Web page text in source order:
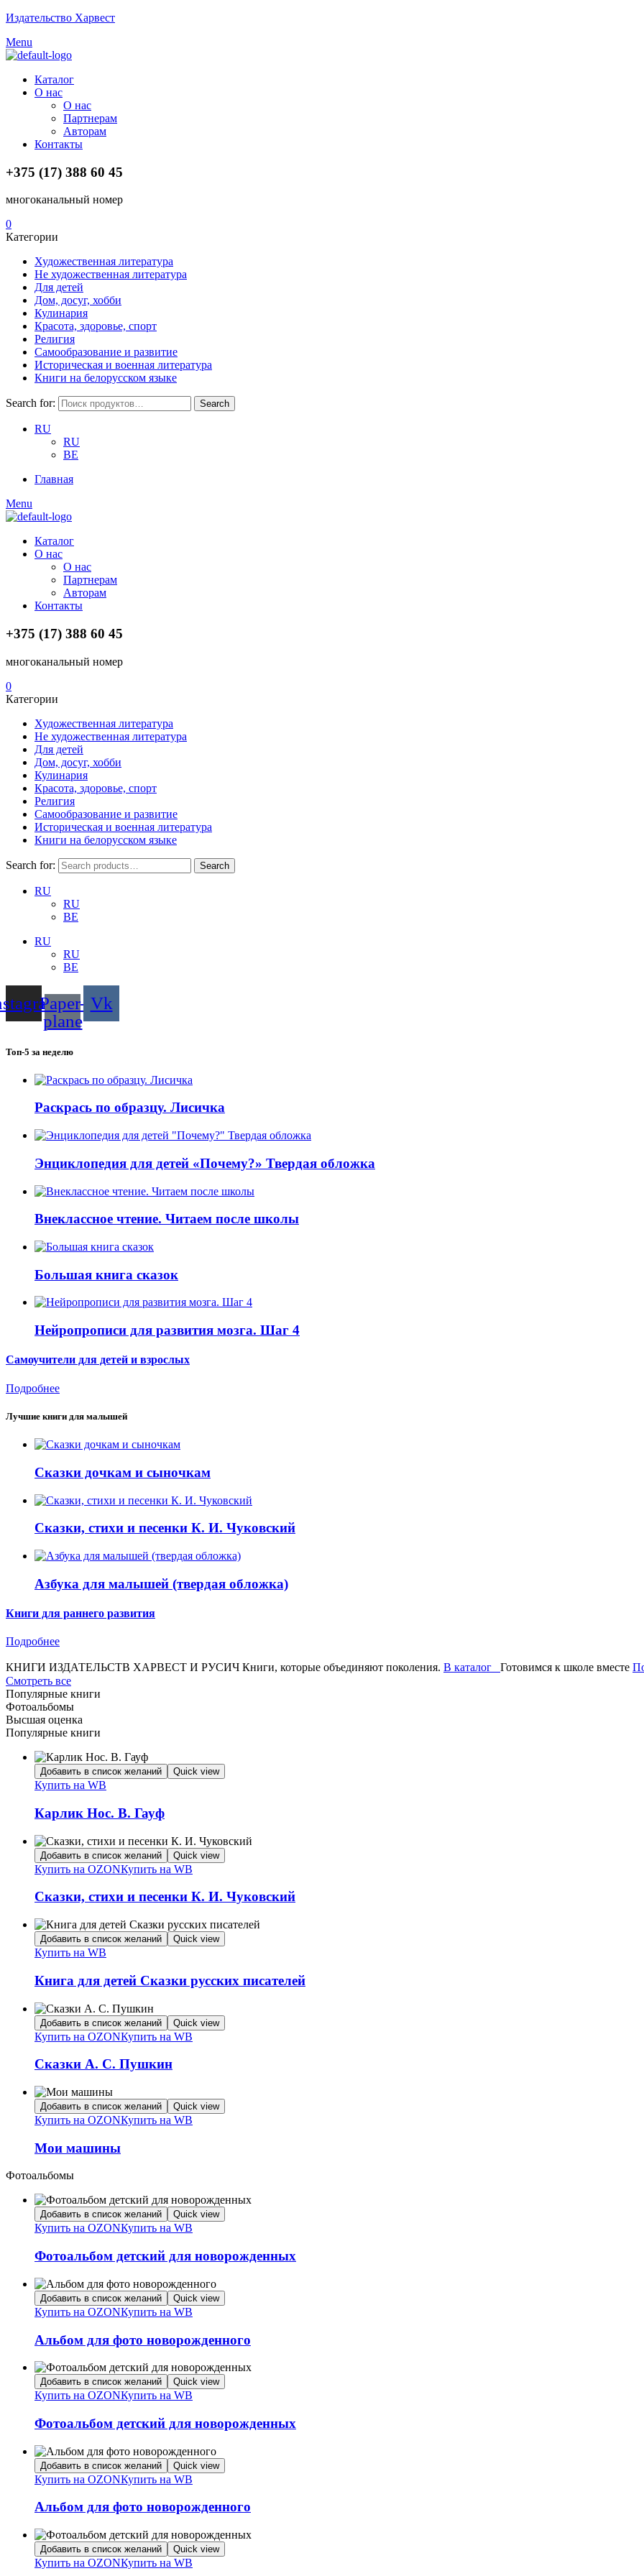
Издательство Харвест
Menu
Каталог
О нас
О нас
Партнерам
Авторам
Контакты
+375 (17) 388 60 45
многоканальный номер
0
Категории
Художественная литература
Не художественная литература
Для детей
Дом, досуг, хобби
Кулинария
Красота, здоровье, спорт
Религия
Самообразование и развитие
Историческая и военная литература
Книги на белорусском языке
Search for: Search
RU
RU
BE
Главная
Menu
Каталог
О нас
О нас
Партнерам
Авторам
Контакты
+375 (17) 388 60 45
многоканальный номер
0
Категории
Художественная литература
Не художественная литература
Для детей
Дом, досуг, хобби
Кулинария
Красота, здоровье, спорт
Религия
Самообразование и развитие
Историческая и военная литература
Книги на белорусском языке
Search for: Search
RU
RU
BE
RU
RU
BE
Paper-
plane
Vk
Топ-5 за неделю
Раскрась по образцу. Лисичка
Энциклопедия для детей «Почему?» Твердая обложка
Внеклассное чтение. Читаем после школы
Большая книга сказок
Нейропрописи для развития мозга. Шаг 4
Самоучители для детей и взрослых
Подробнее
Лучшие книги для малышей
Сказки дочкам и сыночкам
Сказки, стихи и песенки К. И. Чуковский
Азбука для малышей (твердая обложка)
Книги для раннего развития
Подробнее
КНИГИ ИЗДАТЕЛЬСТВ ХАРВЕСТ И РУСИЧ Книги, которые объединяют поколения. В каталог Готовимся к школе вместе
Смотреть все
Популярные книги
Фотоальбомы
Высшая оценка
Популярные книги
Добавить в список желаний Quick view
Купить на WB
Карлик Нос. В. Гауф
Добавить в список желаний Quick view
Купить на OZONКупить на WB
Сказки, стихи и песенки К. И. Чуковский
Добавить в список желаний Quick view
Купить на WB
Книга для детей Сказки русских писателей
Добавить в список желаний Quick view
Купить на OZONКупить на WB
Сказки А. С. Пушкин
Добавить в список желаний Quick view
Купить на OZONКупить на WB
Мои машины
Фотоальбомы
Добавить в список желаний Quick view
Купить на OZONКупить на WB
Фотоальбом детский для новорожденных
Добавить в список желаний Quick view
Купить на OZONКупить на WB
Альбом для фото новорожденного
Добавить в список желаний Quick view
Купить на OZONКупить на WB
Фотоальбом детский для новорожденных
Добавить в список желаний Quick view
Купить на OZONКупить на WB
Альбом для фото новорожденного
Добавить в список желаний Quick view
Купить на OZONКупить на WB